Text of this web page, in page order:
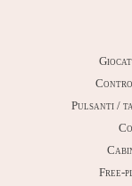
Pulsanti /
Free-